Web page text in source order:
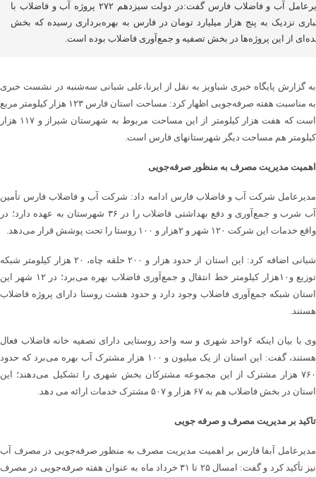
مدیرعامل آب و فاضلاب فارس گفت:در دولت سیزدهم ۲۷۲ پروژه آب و فاضلاب با
نزدیک به پنج هزار میلیارد تومان در فارس به بهره‌برداری رسیده که بخش
از این پروژه‌ها در بخش تصفیه و جمع‌آوری فاضلاب بوده است.
به گزارش پایگاه خبری شباویز به نقل از ایرنا،علی شبانی سه‌شنبه در نشست خبری
به مناسبت هفته صرفه‌جویی اظهار کرد: مساحت استان فارس ۱۲۳ هزار کیلومتر مربع
است که هفت هزار کیلومتر از این مساحت مربوط به شهرستان شیراز و ۱۱۷ هزار
کیلومتر هم مساحت دیگر شهرستانهای فارس است.
اهمیت مدیریت مصرف به منظور صرفه‌جویی
مدیرعامل شرکت آب و فاضلاب فارس ادامه داد: شرکت آب و فاضلاب فارس تأمین
آب شرب و جمع‌آوری و دفع بهداشتی فاضلاب را در ۳۶ شهرستان به عهده دارد؛ در
واقع خدمات این شرکت ۱۲۰ شهر و ۲هزار و ۱۰۰ روستا را تحت پوشش قرار می‌دهد.
شبانی اضافه کرد: این استان از حدود هزار و ۲۰۰ حلقه چاه، ۲۰ هزار کیلومتر شبکه
توزیع و۱۰هزار کیلومتر خط انتقال و جمع‌آوری فاضلاب بهره می‌برد؛ در ۱۲ شهر این
استان شبکه جمع‌آوری فاضلاب وجود دارد و حدود هشت روستا دارای پروژه فاضلاب
هستند.
وی با بیان اینکه ۶واحد شهری و سه واحد روستایی دارای تصفیه خانه فاضلاب فعال
هستند، گفت: این استان از یک میلیون و ۱۰۰ هزار مشترک آب بهره می‌برد که حدود
۷۶۰ هزار مشترک از این مجموعه مشترکان بخش شهری را تشکیل می‌دهند؛ این
استان در بخش فاضلاب هم به ۶۷ هزار و ۵۰۷ مشترک خدمات ارائه می دهد.
تاکید بر مدیریت مصرف و صرفه جویی
مدیرعامل آبفا فارس بر اهمیت مدیریت مصرف به منظور صرفه‌جویی در مصرف آب
نیز تأکید کرد و گفت: امسال ۲۵ تا ۳۱ خرداد ماه به عنوان هفته صرفه‌جویی در مصرف